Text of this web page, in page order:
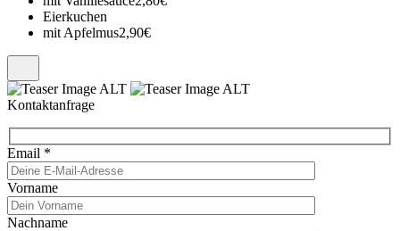
Eierkuchen
mit Apfelmus2,90€
Kontaktanfrage
Email *
Vorname
Nachname